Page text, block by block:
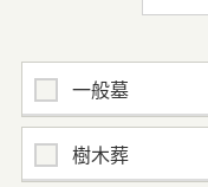
一般墓
樹木葬